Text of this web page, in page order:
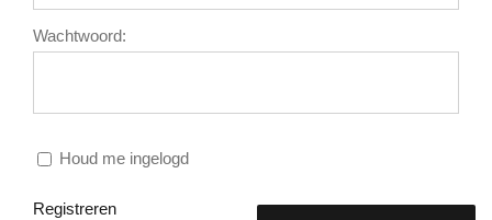
Wachtwoord:
Houd me ingelogd
Registreren